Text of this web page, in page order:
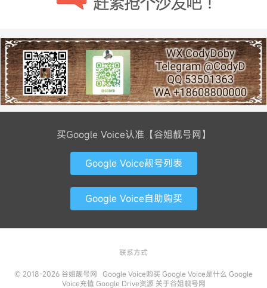
买Google Voice认准【谷姐靓号网】
Google Voice靓号列表
Google Voice自助购买
联系方式
© 2018-2026 谷姐靓号网 Google Voice购买 Google Voice是什么 Google
Voice充值 Google Drive资源 关于谷姐靓号网